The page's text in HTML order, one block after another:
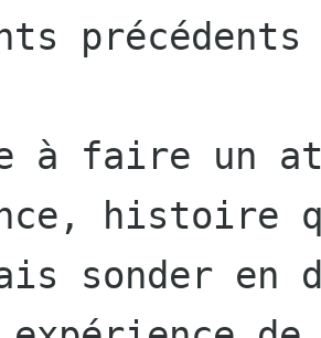
précédents
à faire un
histoire
sonder en